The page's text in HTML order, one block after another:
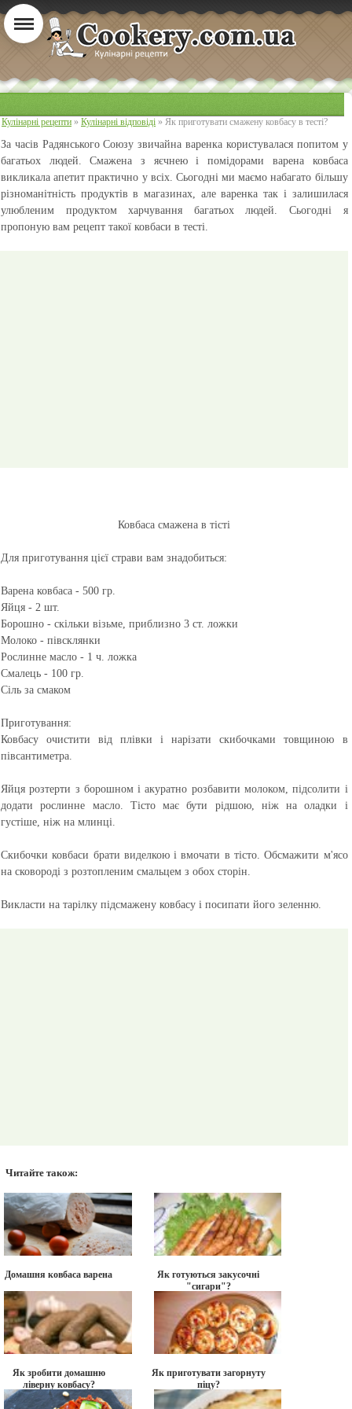
Кулінарні рецепти » Кулінарні відповіді » Як приготувати смажену ковбасу в тесті?
За часів Радянського Союзу звичайна варенка користувалася попитом у
багатьох людей. Смажена з яєчнею і помідорами варена ковбаса
викликала апетит практично у всіх. Сьогодні ми маємо набагато більшу
різноманітність продуктів в магазинах, але варенка так і залишилася
улюбленим продуктом харчування багатьох людей. Сьогодні я
пропоную вам рецепт такої ковбаси в тесті.
Ковбаса смажена в тісті
Для приготування цієї страви вам знадобиться:
Варена ковбаса - 500 гр.
Яйця - 2 шт.
Борошно - скільки візьме, приблизно 3 ст. ложки
Молоко - півсклянки
Рослинне масло - 1 ч. ложка
Смалець - 100 гр.
Сіль за смаком
Приготування:
Ковбасу очистити від плівки і нарізати скибочками товщиною в
півсантиметра.
Яйця розтерти з борошном і акуратно розбавити молоком, підсолити і
додати рослинне масло. Тісто має бути рідшою, ніж на оладки і
густіше, ніж на млинці.
Скибочки ковбаси брати виделкою і вмочати в тісто. Обсмажити м'ясо
на сковороді з розтопленим смальцем з обох сторін.
Викласти на тарілку підсмажену ковбасу і посипати його зеленню.
Читайте також:
Домашня ковбаса варена
Як готуються закусочні
"сигари"?
Як зробити домашню
ліверну ковбасу?
Як приготувати загорнуту
піцу?